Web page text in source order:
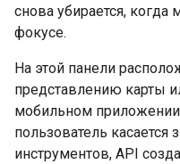
снова убирается,
фокусе.
На этой панели
представлению карты
мобильном
пользователь касается
инструментов, API